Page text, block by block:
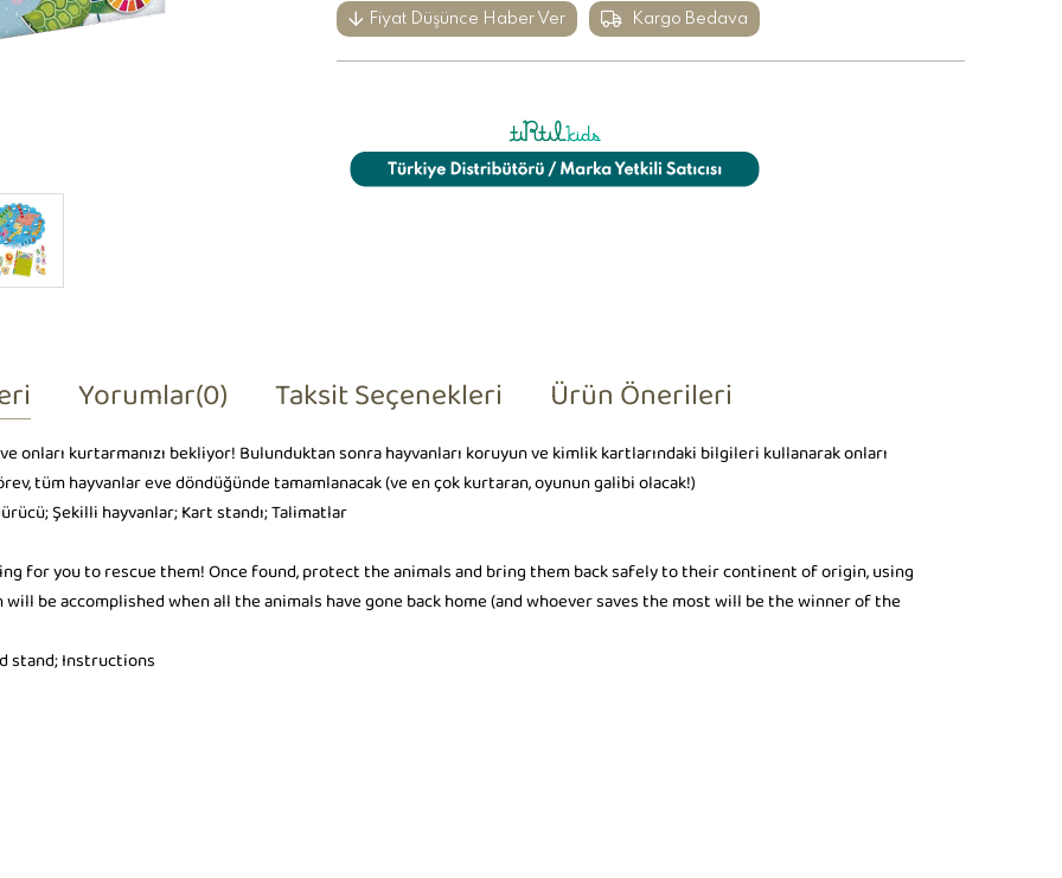
Fiyat Düşünce Haber Ver Kargo Bedava
Yorumlar(0) Taksit Seçenekleri Ürün Önerileri
onları kurtarmanızı bekliyor! Bulunduktan sonra hayvanları koruyun ve kimlik kartlarındaki bilgileri kullanarak onları
tüm hayvanlar eve döndüğünde tamamlanacak (ve en çok kurtaran, oyunun galibi olacak!)
Şekilli hayvanlar; Kart standı; Talimatlar
for you to rescue them! Once found, protect the animals and bring them back safely to their continent of origin, using
be accomplished when all the animals have gone back home (and whoever saves the most will be the winner of the
stand; Instructions